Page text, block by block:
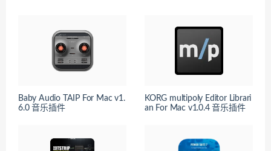
Baby Audio TAIP For Mac v1.
6.0 音乐插件
KORG multipoly Editor Librari
an For Mac v1.0.4 音乐插件